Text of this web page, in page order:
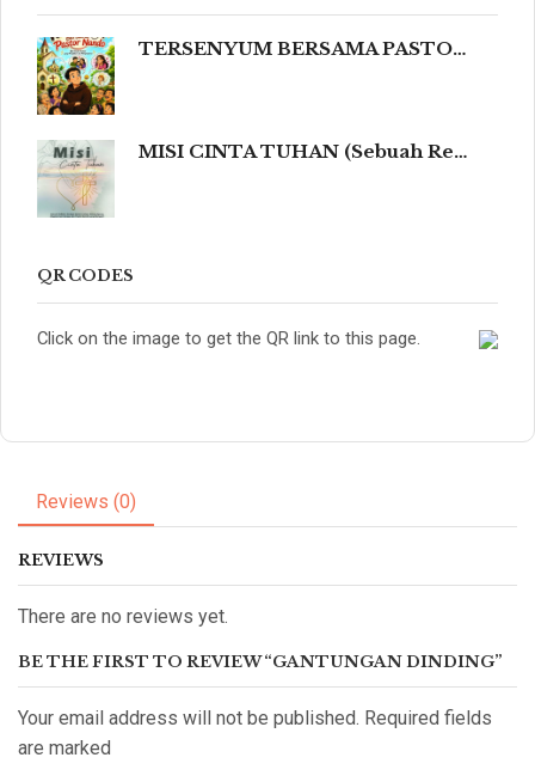
TERSENYUM BERSAMA PASTOR NANDO 80 Humor Ringan tentang Iman, Kehidupan, dan Kemanusiaan
MISI CINTA TUHAN (Sebuah Refleksi Teologis dalam Cahaya Kidung Agung, Magisterium Gereja, dan Tradisi Katolik yang Mengalir dalam Keindahan Budaya serta Spiritualitas Mendalam yang Menyentuh dan Meneguhkan Hati Beriman.)
QR CODES
Click on the image to get the QR link to this page.
Reviews (0)
REVIEWS
There are no reviews yet.
BE THE FIRST TO REVIEW “GANTUNGAN DINDING”
Your email address will not be published. Required fields
are marked